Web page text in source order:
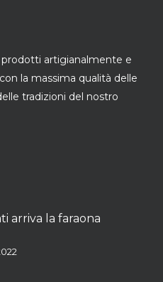
prodotti artigianalmente e
la massima qualità delle
tradizioni del nostro
arriva la faraona